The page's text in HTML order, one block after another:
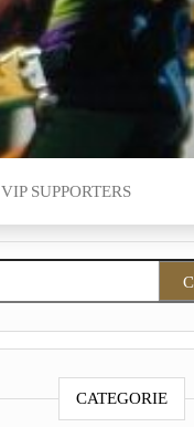
VIP SUPPORTERS
CATEGORIE